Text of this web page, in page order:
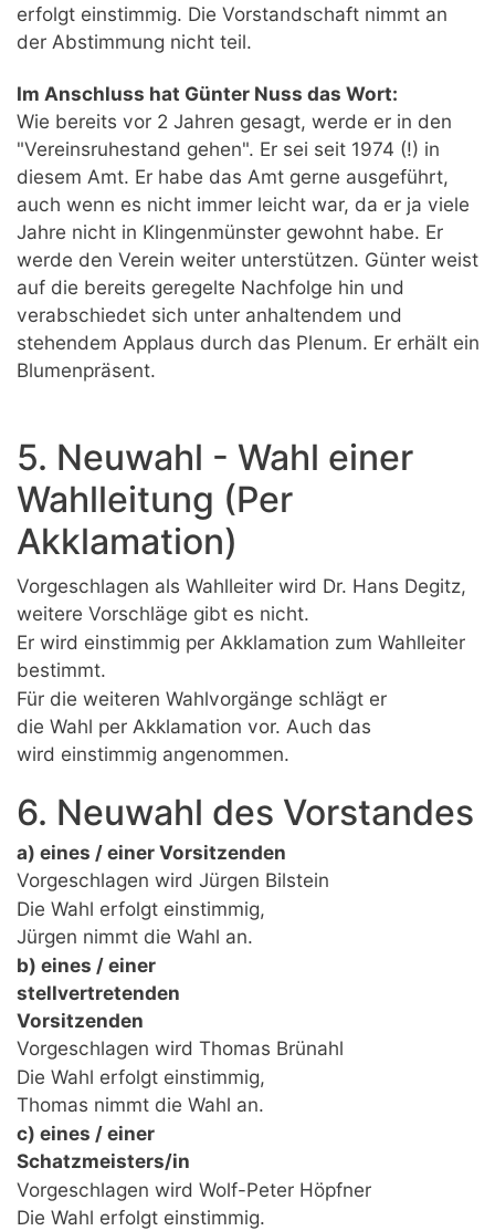
erfolgt einstimmig. Die Vorstandschaft nimmt an
der Abstimmung nicht teil.
Im Anschluss hat Günter Nuss das Wort:
Wie bereits vor 2 Jahren gesagt, werde er in den
"Vereinsruhestand gehen". Er sei seit 1974 (!) in
diesem Amt. Er habe das Amt gerne ausgeführt,
auch wenn es nicht immer leicht war, da er ja viele
Jahre nicht in Klingenmünster gewohnt habe. Er
werde den Verein weiter unterstützen. Günter weist
auf die bereits geregelte Nachfolge hin und
verabschiedet sich unter anhaltendem und
stehendem Applaus durch das Plenum. Er erhält ein
Blumenpräsent.
5. Neuwahl - Wahl einer
Wahlleitung (Per
Akklamation)
Vorgeschlagen als Wahlleiter wird Dr. Hans Degitz,
weitere Vorschläge gibt es nicht.
Er wird einstimmig per Akklamation zum Wahlleiter
bestimmt.
Für die weiteren Wahlvorgänge schlägt er
die Wahl per Akklamation vor. Auch das
wird einstimmig angenommen.
6. Neuwahl des Vorstandes
a) eines / einer Vorsitzenden
Vorgeschlagen wird Jürgen Bilstein
Die Wahl erfolgt einstimmig,
Jürgen nimmt die Wahl an.
b) eines / einer
stellvertretenden
Vorsitzenden
Vorgeschlagen wird Thomas Brünahl
Die Wahl erfolgt einstimmig,
Thomas nimmt die Wahl an.
c) eines / einer
Schatzmeisters/in
Vorgeschlagen wird Wolf-Peter Höpfner
Die Wahl erfolgt einstimmig.